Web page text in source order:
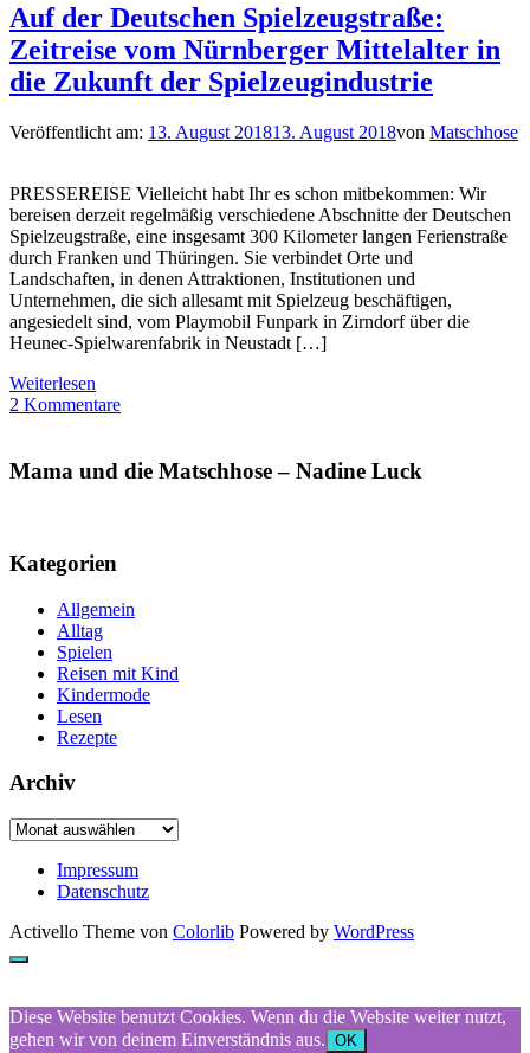
Auf der Deutschen Spielzeugstraße:
Zeitreise vom Nürnberger Mittelalter in
die Zukunft der Spielzeugindustrie
Veröffentlicht am: 13. August 201813. August 2018von Matschhose
PRESSEREISE Vielleicht habt Ihr es schon mitbekommen: Wir
bereisen derzeit regelmäßig verschiedene Abschnitte der Deutschen
Spielzeugstraße, eine insgesamt 300 Kilometer langen Ferienstraße
durch Franken und Thüringen. Sie verbindet Orte und
Landschaften, in denen Attraktionen, Institutionen und
Unternehmen, die sich allesamt mit Spielzeug beschäftigen,
angesiedelt sind, vom Playmobil Funpark in Zirndorf über die
Heunec-Spielwarenfabrik in Neustadt […]
Weiterlesen
2 Kommentare
Mama und die Matschhose – Nadine Luck
Kategorien
Allgemein
Alltag
Spielen
Reisen mit Kind
Kindermode
Lesen
Rezepte
Archiv
Archiv
Impressum
Datenschutz
Activello Theme von Colorlib Powered by WordPress
Diese Website benutzt Cookies. Wenn du die Website weiter nutzt,
gehen wir von deinem Einverständnis aus. OK